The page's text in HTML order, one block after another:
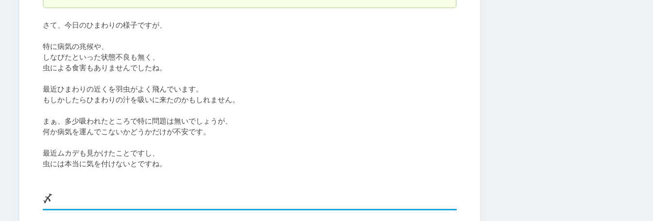
さて、今日のひまわりの様子ですが、
特に病気の兆候や、
しなびたといった状態不良も無く、
虫による食害もありませんでしたね。
最近ひまわりの近くを羽虫がよく飛んでいます。
もしかしたらひまわりの汁を吸いに来たのかもしれません。
まぁ、多少吸われたところで特に問題は無いでしょうが、
何か病気を運んでこないかどうかだけが不安です。
最近ムカデも見かけたことですし、
虫には本当に気を付けないとですね。
〆